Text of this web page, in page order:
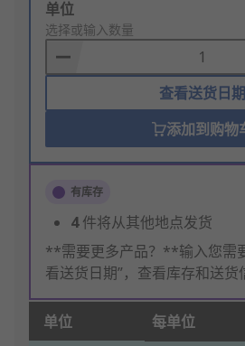
Add
to
Basket
单位
选择或输入数量
查看送货日期
添加到购物
有库存
4件将从其他地点发货
**需要更多产品？**输入您需
看送货日期”，查看库存和送货
单位 每单位